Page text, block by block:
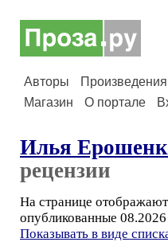
Авторы Произведения
Магазин
О портале
Илья
рецензии
На странице
опубликованные
Показывать в виде